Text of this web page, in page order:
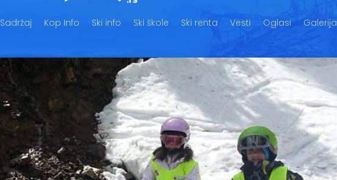
Sadržaj Kop Info Ski info Ski škole Ski renta Vesti Oglasi Galerija